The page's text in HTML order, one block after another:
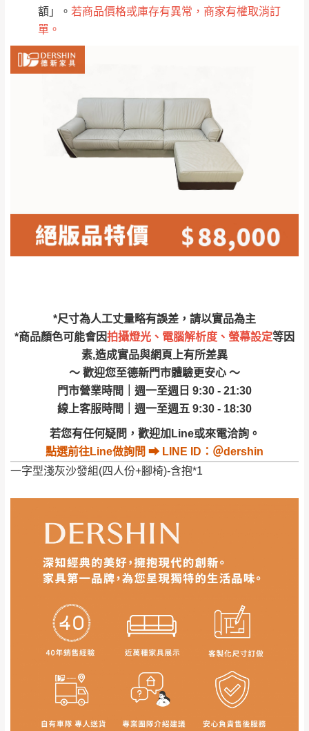
額」。 若商品價格或庫存有異常，商家有權取消訂
單。
*尺寸為人工丈量略有誤差，請以實品為主
*商品顏色可能會因拍攝燈光、電腦解析度、螢幕設定等因
素,造成實品與網頁上有所差異
～ 歡迎您至德新門市體驗更安心 ～
門市營業時間｜週一至週日 9:30 - 21:30
線上客服時間｜週一至週五 9:30 - 18:30
若您有任何疑問，歡迎加Line或來電洽詢。
點選前往Line做詢問 ⮕ LINE ID：＠dershin
一字型淺灰沙發組(四人份+腳椅)-含抱*1
峽山區、石碇、坪
林、福隆、淡水山
區、北投湖山路、
深坑山區
$ 9,000以上：免
NT$500元
＊A108產品另收運費
NT$500元
＊A108產品另收運費
安鄉、大湖鄉、頭
屋、獅潭鄉
配送天數：5~14天
到貨時間：指定送貨日當天以電話聯絡確認
｜周（一）配送部門固定公休無送貨｜
台北市、新北市地區固定每周(三)、(日)兩天收送貨
雄、屏東、宜蘭、 花蓮、台東、金門、馬祖、澎湖地區
（可於LINE線上詢問 → @dershin ）
加收說明
。
配送範圍：
苗栗至基隆；其它地區暫不開放，如因特殊
地型限制(山區、鄉、鎮、村)、樓梯太小、無
保有出貨的權利。
保護物流人員的工作安全，賣家無提供吊掛
服務，若需以吊車或其他的吊掛方式吊運，
費用將由買方自行支付。
因大型傢俱有組裝、配送的問題，並非一般
天在家等貨，以節省您的寶貴時間。
由於百貨公司配送較為不易，故暫無法配送
發票寄送：
若您選擇三聯式或索取兩聯式發票，發票將於商品
完成出貨15個工作天另行寄出，另外約加上2~7個
工作天內送達，如遇國定假日將順延寄送。
退換貨說明：
若收到不良品，請於到貨日起七日內通知本
公司客服人員，我們將為您更換新品，運費
皆由本站負責，所有退回及換貨之商品必須
是全新狀態且完整包裝，床墊、床包、枕頭
類產品需為未拆封狀態(請保持商品、附件、
性)，若未依照上述方式處理，恕無法接受退
由於透過電腦螢幕選購商品，可能會因個人
電腦螢幕的設定色差或解析度等因素， 與實
際商品的顏色、質感稍有不同，如因此而需
退換貨，
需自付來回運費及人資成本，請您
訂購前詳加確認。(包含商品尺寸是否合適)。
訂購前請確認商品尺寸，大型物件因為人工
丈量，難免會有些許誤差值(約正負0.5CM)
詳細尺寸以實品為主。
非因本公司問題而需退換貨，請於收到貨7日